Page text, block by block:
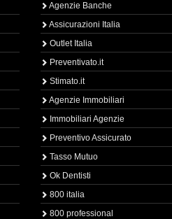
Agenzie Banche
Assicurazioni Italia
Outlet Italia
Preventivato.it
Stimato.it
Agenzie Immobiliari
Immobiliari Agenzie
Preventivo Assicurato
Tasso Mutuo
Ok Dentisti
800 italia
800 professional